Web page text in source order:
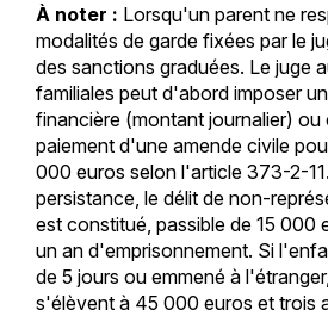
À noter : Lorsqu'un parent ne
modalités de garde fixées par le
des sanctions graduées. Le juge
familiales peut d'abord imposer
financière (montant journalier) ou
paiement d'une amende civile
000 euros selon l'article 373-2-
persistance, le délit de non-
est constitué, passible de 15 000
un an d'emprisonnement. Si
de 5 jours ou emmené à
s'élèvent à 45 000 euros et trois